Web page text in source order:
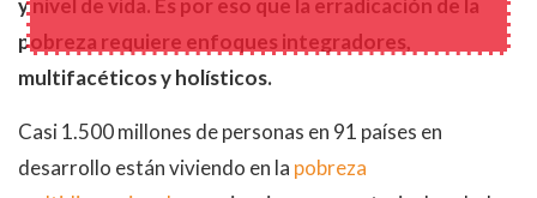
y nivel de vida. Es por eso que la erradicación de la
pobreza requiere enfoques integradores,
multifacéticos y holísticos.
Casi 1.500 millones de personas en 91 países en
desarrollo están viviendo en la pobreza